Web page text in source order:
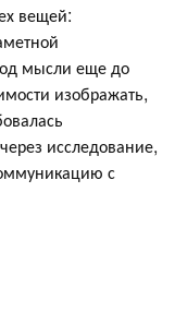
вещей:
мысли еще до
изображать,
исследование,
с